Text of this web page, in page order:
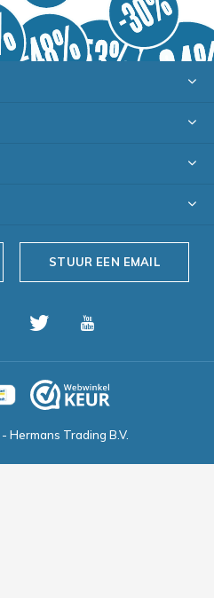
STUUR EEN EMAIL
- Hermans Trading B.V.